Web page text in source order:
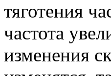
тяготения
частота
изменения